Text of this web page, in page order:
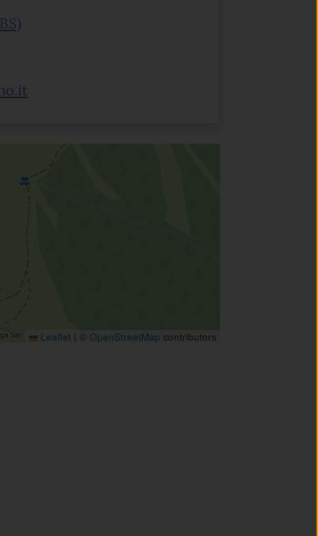
(apre in un'altra scheda).
(apre in un'altra scheda).
Leaflet | © OpenStreetMap contributors